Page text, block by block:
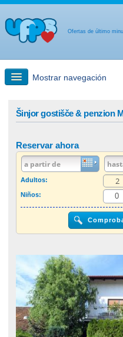
Ofertas de último
Mostrar navegación
Oferta de última hora
otro país
Šinjor gostišče & penzion
Reservar ahora
Adultos:
Niños: